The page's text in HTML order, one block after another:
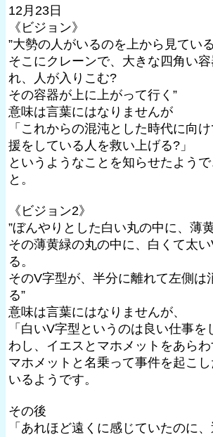
12月23日
《ビジョン》
”大勢の人がいるのを上から見ている
そこにクレーンで、大きな四角い
れ、人が入りこむ?
その容器が上に上がって行く”
意味は言葉にはなりませんが
「これからの混沌とした時代に向
援をしている人を救い上げる?」
というようなことを知らせたようで
と。
《ビジョン2》
”ぼんやりとした白い丸の中に、薄
その薄黄緑の丸の中に、白くて太
る。
そのV字型が、半分に離れて左側は
る”
意味は言葉にはなりませんが、
「白いV字型というのは良い仕事
わし、イエスとマホメットをあらわ
マホメットと名乗って事件を起こ
いるようです。
その後
「あれほど遠くに感じていたのに